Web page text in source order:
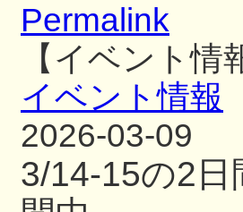
Permalink
【イベント
イベント情報
2026-03-09
3/14-15の2